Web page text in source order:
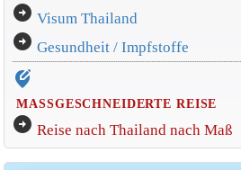
arrow_circle_right Visum Thailand
arrow_circle_right Gesundheit / Impfstoffe
edit_location_alt
MASSGESCHNEIDERTE REISE
arrow_circle_right Reise nach Thailand nach Maß